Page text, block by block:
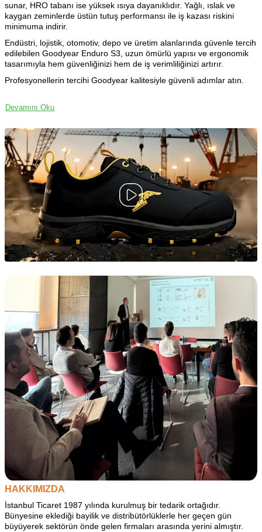
sunar, HRO tabanı ise yüksek ısıya dayanıklıdır. Yağlı, ıslak ve
kaygan zeminlerde üstün tutuş performansı ile iş kazası riskini
minimuma indirir.
Endüstri, lojistik, otomotiv, depo ve üretim alanlarında güvenle tercih
edilebilen Goodyear Enduro S3, uzun ömürlü yapısı ve ergonomik
tasarımıyla hem güvenliğinizi hem de iş verimliliğinizi artırır.
Profesyonellerin tercihi Goodyear kalitesiyle güvenli adımlar atın.
Devamını Oku
HAKKIMIZDA
İstanbul Ticaret 1987 yılında kurulmuş bir tedarik ortağıdır.
Bünyesine eklediği bayilik ve distribütörlüklerle her geçen gün
büyüyerek sektörün önde gelen firmaları arasında yerini almıştır.